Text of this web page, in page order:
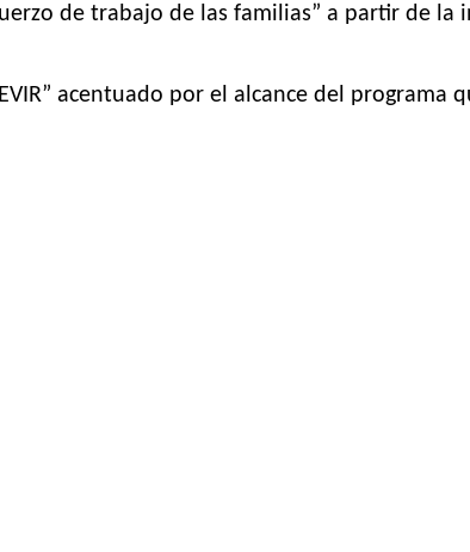
de trabajo de las familias” a partir de
acentuado por el alcance del programa